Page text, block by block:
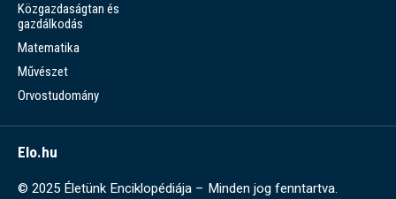
Közgazdaságtan és
gazdálkodás
Matematika
Művészet
Orvostudomány
Elo.hu
© 2025 Életünk Enciklopédiája – Minden jog fenntartva.